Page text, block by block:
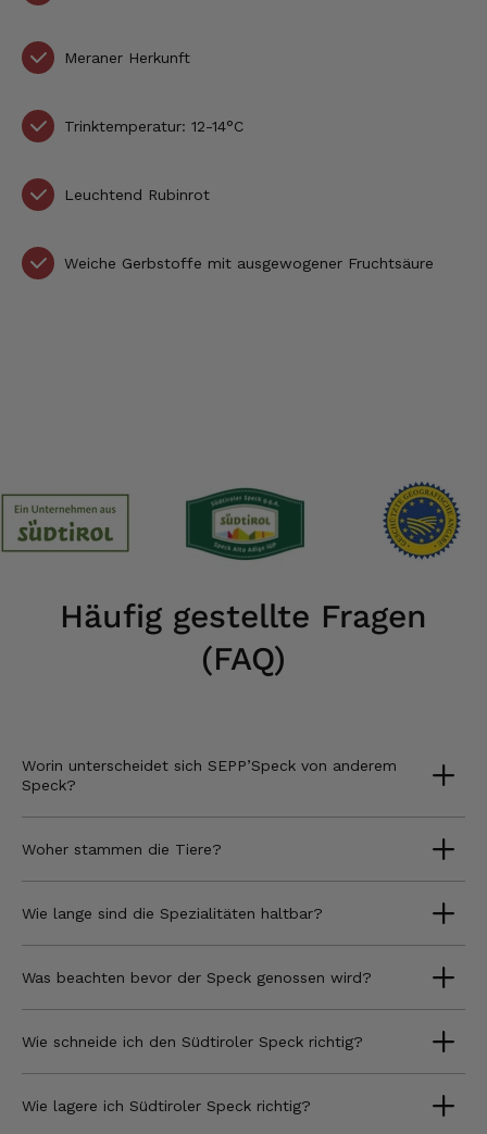
Meraner Herkunft
Trinktemperatur: 12-14°C
Leuchtend Rubinrot
Weiche Gerbstoffe mit ausgewogener Fruchtsäure
Häufig gestellte Fragen
(FAQ)
Worin unterscheidet sich SEPP’Speck von anderem
Speck?
Woher stammen die Tiere?
Wie lange sind die Spezialitäten haltbar?
Was beachten bevor der Speck genossen wird?
Wie schneide ich den Südtiroler Speck richtig?
Wie lagere ich Südtiroler Speck richtig?